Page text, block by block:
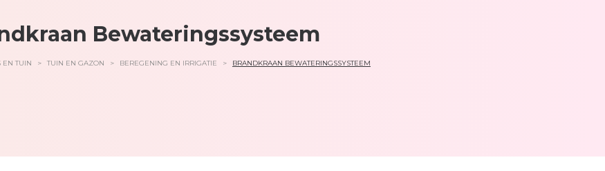
Bewateringssysteem
EN TUIN > TUIN EN GAZON > BEREGENING EN IRRIGATIE > BRANDKRAAN BEWATERINGSSYSTEEM